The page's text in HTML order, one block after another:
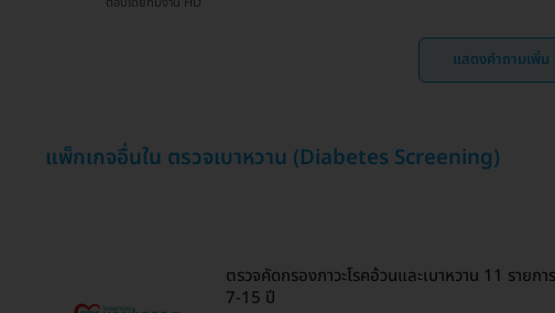
แสดงคำถามเพิ่ม
แพ็กเกจอื่นใน ตรวจเบาหวาน (Diabetes Screening)
ตรวจคัดกรองภาวะโรคอ้วนและเบาหวาน 11 รายก
7-15 ปี